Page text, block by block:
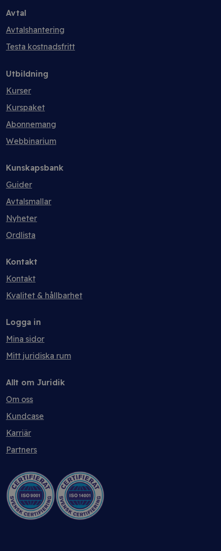
Avtal
Avtalshantering
Testa kostnadsfritt
Utbildning
Kurser
Kurspaket
Abonnemang
Webbinarium
Kunskapsbank
Guider
Avtalsmallar
Nyheter
Ordlista
Kontakt
Kontakt
Kvalitet & hållbarhet
Logga in
Mina sidor
Mitt juridiska rum
Allt om Juridik
Om oss
Kundcase
Karriär
Partners